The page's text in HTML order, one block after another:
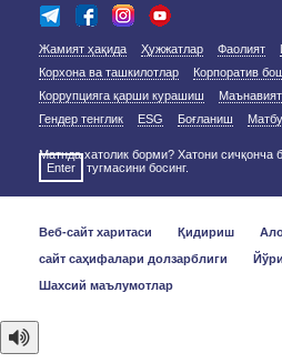
Жамият ҳақида Ҳужжатлар Фаолият
Корхона ва ташкилотлар
Корпоратив
Коррупцияга қарши курашиш
Гендер тенглик
ESG Боғланиш
Матнда хатолик борми? Хатони сичқонча
Enter
тугмасини босинг.
Веб-сайт харитаси Қидириш
сайт саҳифалари долзарблиги
Шахсий маълумотлар